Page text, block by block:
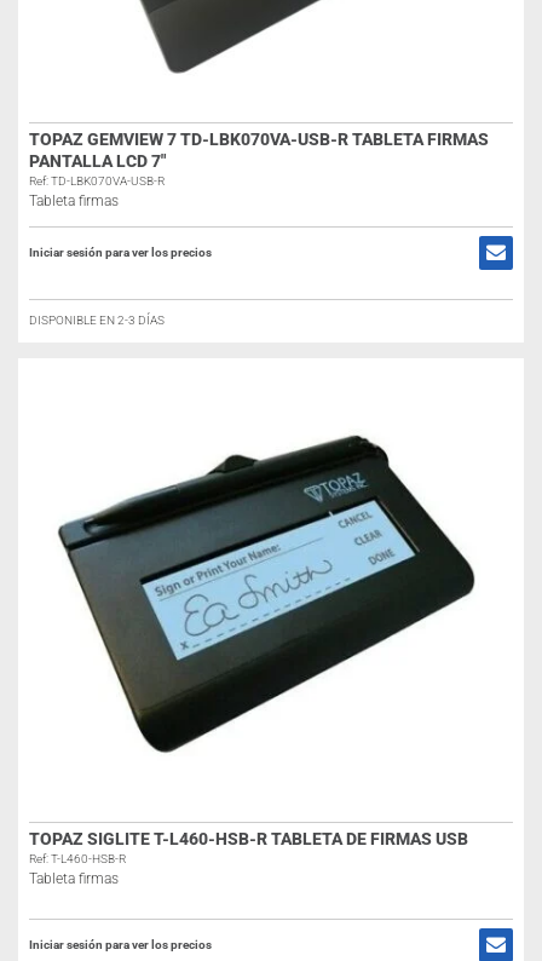
TOPAZ GEMVIEW 7 TD-LBK070VA-USB-R TABLETA FIRMAS
PANTALLA LCD 7″
Ref: TD-LBK070VA-USB-R
Tableta firmas
Iniciar sesión para ver los precios
DISPONIBLE EN 2-3 DÍAS
TOPAZ SIGLITE T-L460-HSB-R TABLETA DE FIRMAS USB
Ref: T-L460-HSB-R
Tableta firmas
Iniciar sesión para ver los precios